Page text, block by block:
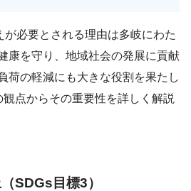
が必要とされる理由は多岐にわた
康を守り、地域社会の発展に貢献
荷の軽減にも大きな役割を果たし
点からその重要性を詳しく解説
SDGs目標3）